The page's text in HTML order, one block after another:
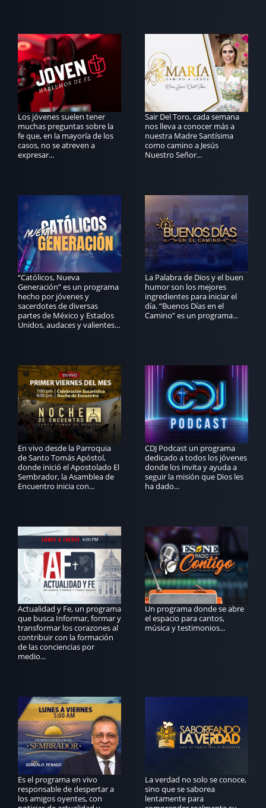
Los jóvenes suelen tener
muchas preguntas sobre la
fe que, en la mayoría de los
casos, no se atreven a
expresar...
Sair Del Toro, cada semana
nos lleva a conocer más a
nuestra Madre Santísima
como camino a Jesús
Nuestro Señor...
“Católicos, Nueva
Generación” es un programa
hecho por jóvenes y
sacerdotes de diversas
partes de México y Estados
Unidos, audaces y valientes...
La Palabra de Dios y el buen
humor son los mejores
ingredientes para iniciar el
día. “Buenos Días en el
Camino” es un programa...
En vivo desde la Parroquia
de Santo Tomás Apóstol,
donde inició el Apostolado El
Sembrador, la Asamblea de
Encuentro inicia con...
CDJ Podcast un programa
dedicado a todos los jóvenes
donde los invita y ayuda a
seguir la misión que Dios les
ha dado...
Actualidad y Fe, un programa
que busca Informar, formar y
transformar los corazones al
contribuir con la formación
de las conciencias por
medio...
Un programa donde se abre
el espacio para cantos,
música y testimonios...
Es el programa en vivo
responsable de despertar a
los amigos oyentes, con
La verdad no solo se conoce,
sino que se saborea
lentamente para